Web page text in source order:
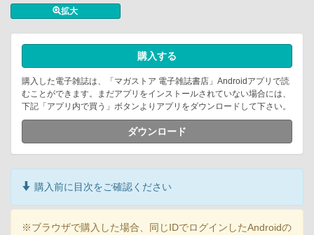
拡大
購入する
購入した電子雑誌は、「マガストア 電子雑誌書店」Androidアプリで読
むことができます。まだアプリをインストールされていない場合には、
下記「アプリ内で買う」ボタンよりアプリをダウンロードして下さい。
ダウンロード
購入前に目次をご確認ください
※ブラウザで購入した場合、同じIDでログインしたAndroidの